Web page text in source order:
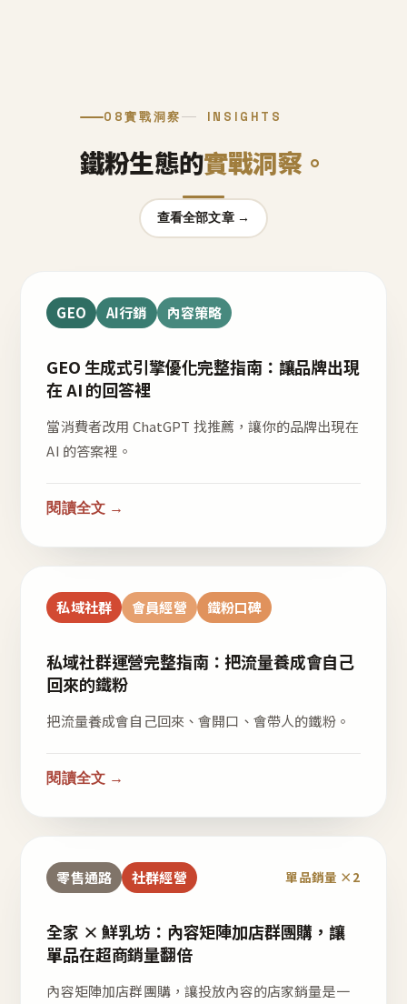
08實戰洞察 INSIGHTS
鐵粉生態的實戰洞察。
查看全部文章 →
GEO AI行銷 內容策略
GEO 生成式引擎優化完整指南：讓品牌出現
在 AI 的回答裡
當消費者改用 ChatGPT 找推薦，讓你的品牌出現在
AI 的答案裡。
閱讀全文 →
私域社群 會員經營 鐵粉口碑
私域社群運營完整指南：把流量養成會自己
回來的鐵粉
把流量養成會自己回來、會開口、會帶人的鐵粉。
閱讀全文 →
零售通路 社群經營 單品銷量 ×2
全家 × 鮮乳坊：內容矩陣加店群團購，讓
單品在超商銷量翻倍
內容矩陣加店群團購，讓投放內容的店家銷量是一